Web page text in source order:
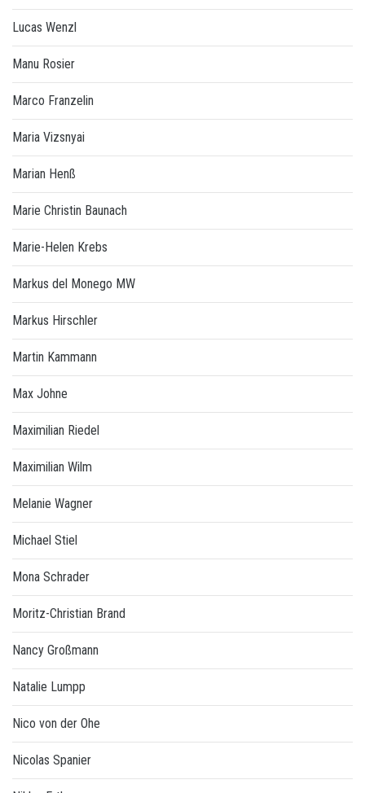
Lucas Wenzl
Manu Rosier
Marco Franzelin
Maria Vizsnyai
Marian Henß
Marie Christin Baunach
Marie-Helen Krebs
Markus del Monego MW
Markus Hirschler
Martin Kammann
Max Johne
Maximilian Riedel
Maximilian Wilm
Melanie Wagner
Michael Stiel
Mona Schrader
Moritz-Christian Brand
Nancy Großmann
Natalie Lumpp
Nico von der Ohe
Nicolas Spanier